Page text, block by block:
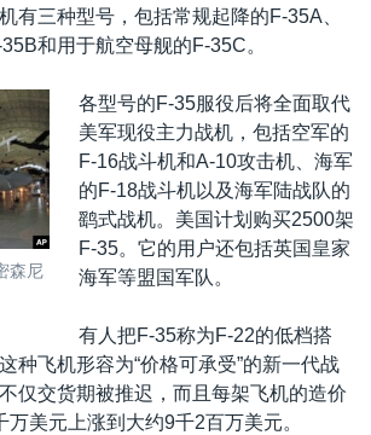
有三种型号，包括常规起降的F-35A、
和用于航空母舰的F-35C。
森尼
各型号的F-35服役后将全面取代
美军现役主力战机，包括空军的
F-16战斗机和A-10攻击机、海军
的F-18战斗机以及海军陆战队的
鹞式战机。美国计划购买2500架
F-35。它的用户还包括英国皇家
海军等盟国军队。
有人把F-35称为F-22的低档搭
种飞机形容为“价格可承受”的新一代战
仅交货期被推迟，而且每架飞机的造价
美元上涨到大约9千2百万美元。